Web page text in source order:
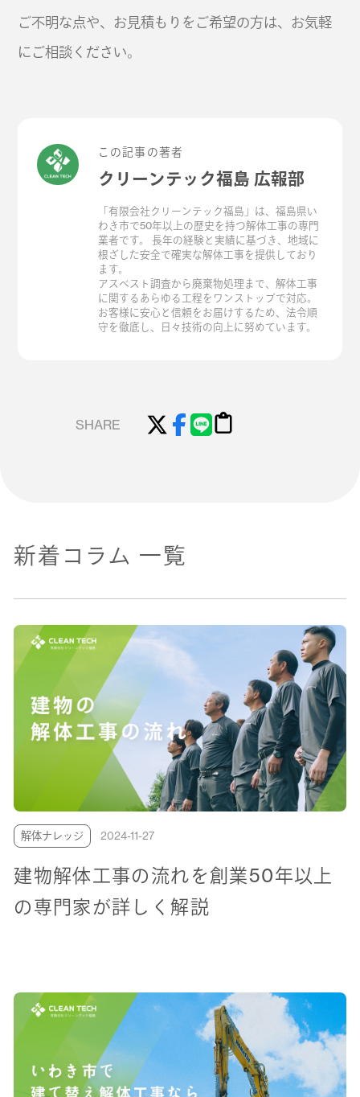
ご不明な点や、お見積もりをご希望の方は、お気軽
にご相談ください。
この記事の著者
クリーンテック福島 広報部
「有限会社クリーンテック福島」は、福島県い
わき市で50年以上の歴史を持つ解体工事の専門
業者です。 長年の経験と実績に基づき、地域に
根ざした安全で確実な解体工事を提供しており
ます。
アスベスト調査から廃棄物処理まで、解体工事
に関するあらゆる工程をワンストップで対応。
お客様に安心と信頼をお届けするため、法令順
守を徹底し、日々技術の向上に努めています。
SHARE
新着コラム 一覧
解体ナレッジ 2024-11-27
建物解体工事の流れを創業50年以上
の専門家が詳しく解説